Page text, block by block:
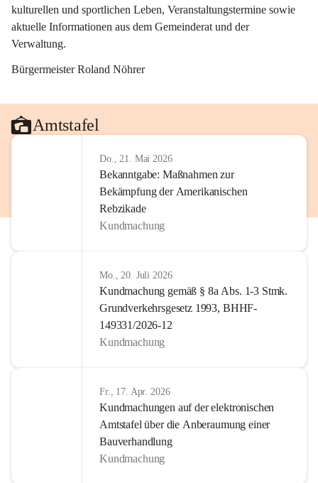
kulturellen und sportlichen Leben, Veranstaltungstermine sowie
aktuelle Informationen aus dem Gemeinderat und der
Verwaltung.
Bürgermeister Roland Nöhrer
Amtstafel
Do., 21. Mai 2026
Bekanntgabe: Maßnahmen zur
Bekämpfung der Amerikanischen
Rebzikade
Kundmachung
Mo., 20. Juli 2026
Kundmachung gemäß § 8a Abs. 1-3 Stmk.
Grundverkehrsgesetz 1993, BHHF-
149331/2026-12
Kundmachung
Fr., 17. Apr. 2026
Kundmachungen auf der elektronischen
Amtstafel über die Anberaumung einer
Bauverhandlung
Kundmachung